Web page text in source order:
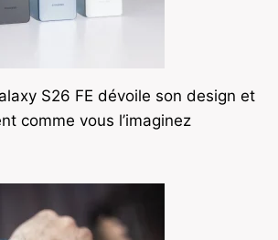
S26 FE dévoile son design et
comme vous l’imaginez